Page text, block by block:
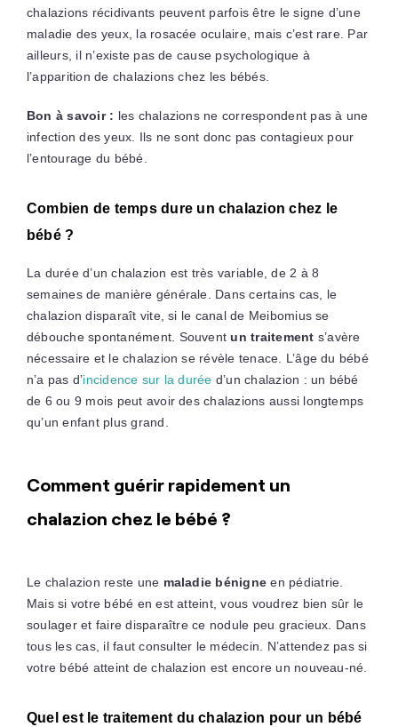
chalazions récidivants peuvent parfois être le signe d’une
maladie des yeux, la rosacée oculaire, mais c’est rare. Par
ailleurs, il n’existe pas de cause psychologique à
l’apparition de chalazions chez les bébés.
Bon à savoir : les chalazions ne correspondent pas à une
infection des yeux. Ils ne sont donc pas contagieux pour
l’entourage du bébé.
Combien de temps dure un chalazion chez le
bébé ?
La durée d’un chalazion est très variable, de 2 à 8
semaines de manière générale. Dans certains cas, le
chalazion disparaît vite, si le canal de Meibomius se
débouche spontanément. Souventun traitement s’avère
nécessaire et le chalazion se révèle tenace. L’âge du bébé
n’a pas d’incidence sur la durée d’un chalazion : un bébé
de 6 ou 9 mois peut avoir des chalazions aussi longtemps
qu’un enfant plus grand.
Comment guérir rapidement un
chalazion chez le bébé ?
Le chalazion reste une maladie bénigne en pédiatrie.
Mais si votre bébé en est atteint, vous voudrez bien sûr le
soulager et faire disparaître ce nodule peu gracieux. Dans
tous les cas, il faut consulter le médecin. N’attendez pas si
votre bébé atteint de chalazion est encore un nouveau-né.
Quel est le traitement du chalazion pour un bébé